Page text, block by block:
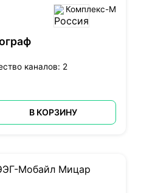
Комплекс-М
каналов: 2
В КОРЗИНУ